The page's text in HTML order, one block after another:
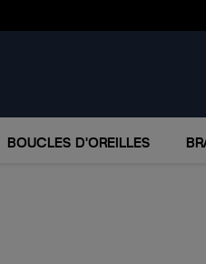
BOUCLES D'OREILLES